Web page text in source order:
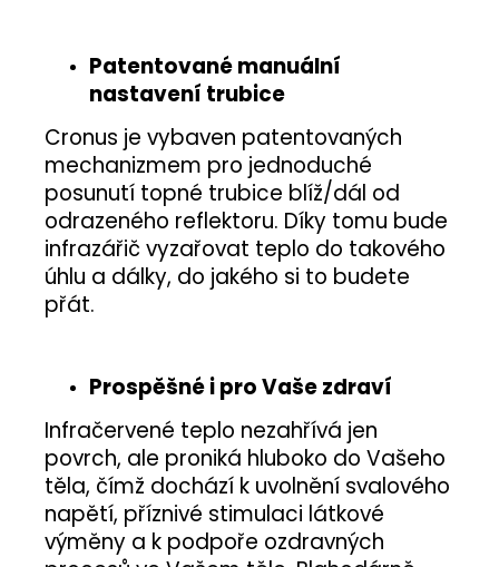
Patentované manuální
nastavení trubice
Cronus je vybaven patentovaných
mechanizmem pro jednoduché
posunutí topné trubice blíž/dál od
odrazeného reflektoru. Díky tomu bude
infrazářič vyzařovat teplo do takového
úhlu a dálky, do jakého si to budete
přát.
Prospěšné i pro Vaše zdraví
Infračervené teplo nezahřívá jen
povrch, ale proniká hluboko do Vašeho
těla, čímž dochází k uvolnění svalového
napětí, příznivé stimulaci látkové
výměny a k podpoře ozdravných